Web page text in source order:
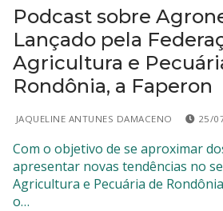
Podcast sobre
Lançado pela
Agricultura e
Rondônia, a Faperon
JAQUELINE ANTUNES DAMACENO 25/
Com o objetivo de se aproximar
apresentar novas tendências no
Agricultura e Pecuária de
o…